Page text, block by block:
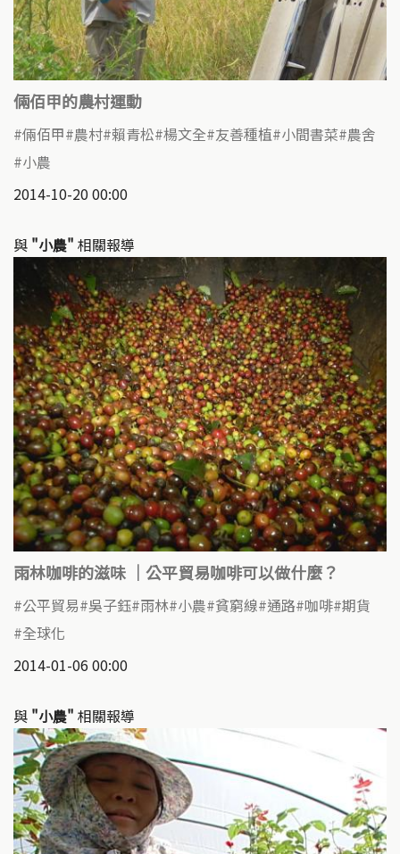
倆佰甲的農村運動
倆佰甲 農村 賴青松 楊文全 友善種植 小間書菜 農舍
小農
2014-10-20 00:00
與 "小農" 相關報導
雨林咖啡的滋味 ｜公平貿易咖啡可以做什麼？
公平貿易 吳子鈺 雨林 小農 貧窮線 通路 咖啡 期貨
全球化
2014-01-06 00:00
與 "小農" 相關報導